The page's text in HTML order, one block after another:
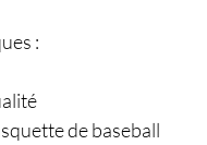
:
de baseball